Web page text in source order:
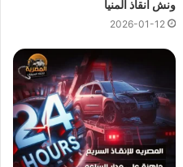
السياراتهى خبرتنا
فنحن نمتلك اسطول
نستطيع تقديم خدمات انقاذ
لكي نصبحافضل ونش انقاذ في
و جميع المحافظات.
ونش انقاذ المنيا
2026-01-12